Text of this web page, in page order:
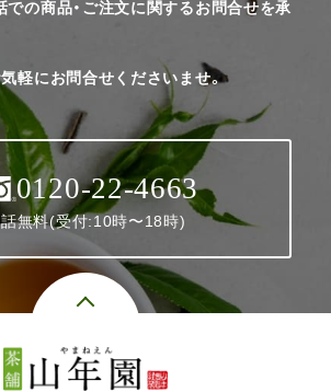
での商品・ご注文に関するお問合せを承
軽にお問合せくださいませ。
0120-22-4663
無料(受付:10時〜18時)